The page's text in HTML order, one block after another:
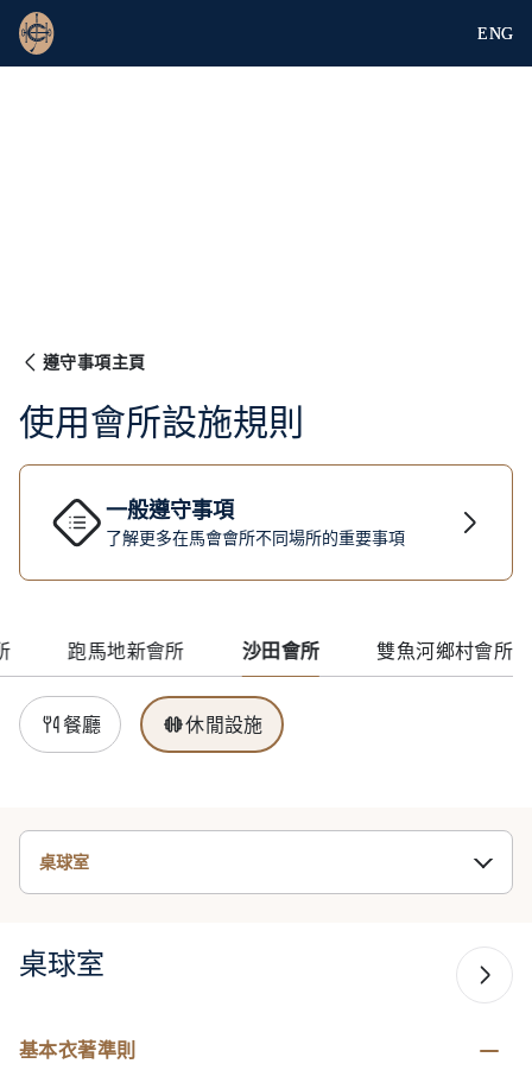
ENG
遵守事項主頁
使用會所設施規則
一般遵守事項
了解更多在馬會會所不同場所的重要事項
跑馬地新會所 沙田會所 雙魚河鄉村會所
餐廳 休閒設施
桌球室
桌球室
基本衣著準則